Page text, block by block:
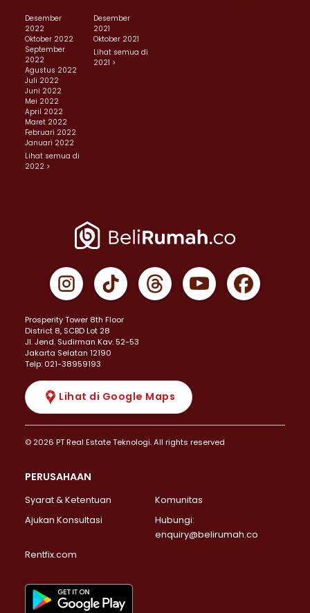
Desember
2022
Oktober 2022
September
2022
Agustus 2022
Juli 2022
Juni 2022
Mei 2022
April 2022
Maret 2022
Februari 2022
Januari 2022
Lihat semua di
2022 >
Desember
2021
Oktober 2021
Lihat semua di
2021 >
Prosperity Tower 8th Floor
District 8, SCBD Lot 28
JI. Jend. Sudirman Kav. 52-53
Jakarta Selatan 12190
Telp: 021-38959193
Lihat di Google Maps
© 2026 PT Real Estate Teknologi. All rights reserved
PERUSAHAAN
Syarat & Ketentuan
Komunitas
Ajukan Konsultasi
Hubungi:
enquiry@belirumah.co
Rentfix.com